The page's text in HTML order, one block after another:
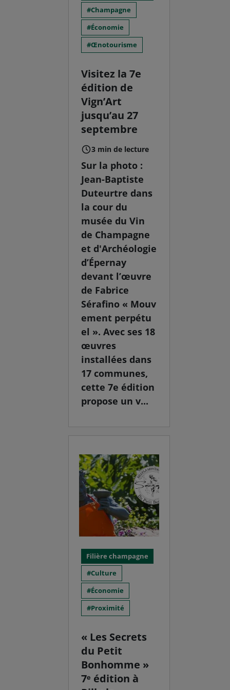
Champagne
Économie
Œnotourisme
Visitez la 7e
édition de
Vign’Art
jusqu’au 27
septembre
3 min de lecture
Sur la photo :
Jean-Baptiste
Duteurtre dans
la cour du
musée du Vin
de Champagne
et d'Archéologie
d’Épernay
devant l’œuvre
de Fabrice
Sérafino « Mouv
ement perpétu
el ». Avec ses 18
œuvres
installées dans
17 communes,
cette 7e édition
propose un v...
Filière champagne
Culture
Économie
Proximité
« Les Secrets
du Petit
Bonhomme »
7ᵉ édition à